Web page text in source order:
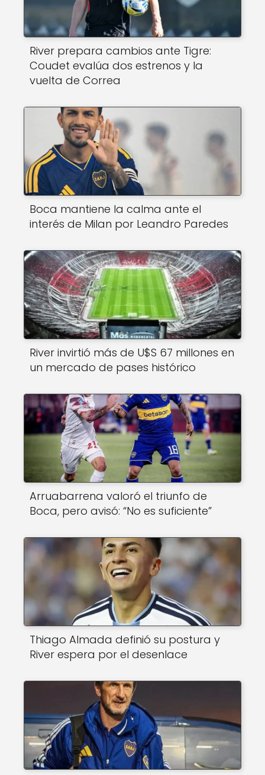
River prepara cambios ante Tigre:
Coudet evalúa dos estrenos y la
vuelta de Correa
Boca mantiene la calma ante el
interés de Milan por Leandro Paredes
River invirtió más de U$S 67 millones en
un mercado de pases histórico
Arruabarrena valoró el triunfo de
Boca, pero avisó: “No es suficiente”
Thiago Almada definió su postura y
River espera por el desenlace